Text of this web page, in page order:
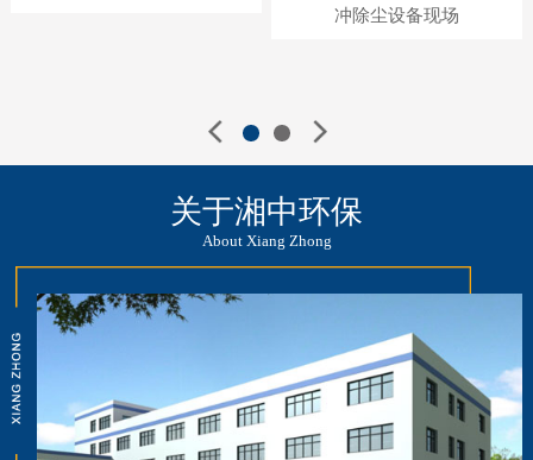
冲除尘设备现场
关于湘中环保
About Xiang Zhong